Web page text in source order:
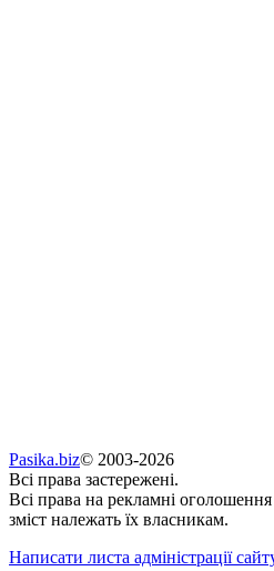
Pasika.biz© 2003-2026
Всі права застережені.
Всі права на рекламні оголошення
зміст належать їх власникам.
Написати листа адміністрації